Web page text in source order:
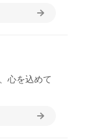
心を込めて